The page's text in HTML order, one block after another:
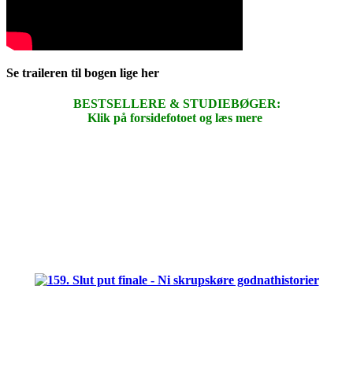
Se traileren til bogen lige her
BESTSELLERE & STUDIEBØGER:
Klik på forsidefotoet og læs mere